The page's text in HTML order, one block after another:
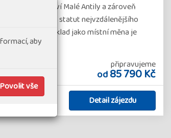
souostroví Malé Antily a zároveň
unie (má statut nejvzdálenějšího
výhod, například jako místní měna je
připravujeme
od85 790 Kč
Detail zájezdu
aby
Povolit vše